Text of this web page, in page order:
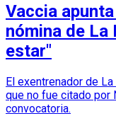
Vaccia
nómina de La
estar"
El exentrenador de
que no fue citado por
convocatoria.